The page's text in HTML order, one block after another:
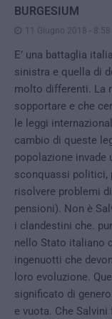
BURGESIUM
11 Giugno 2018 - 8:58
E’ una battaglia
sinistra e quella di
molto differenti. La
sopportare e che
le leggi
cambio di queste
popolazione invade
sconquassi politici,
risolvere problemi
pensioni). Non è
i clandestini che.
nello Stato italiano
ingenuotti che
loro evoluzione.
significato di
e vuota. Che